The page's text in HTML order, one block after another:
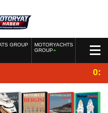
GROUP
MOTORYACHTS
GROUP